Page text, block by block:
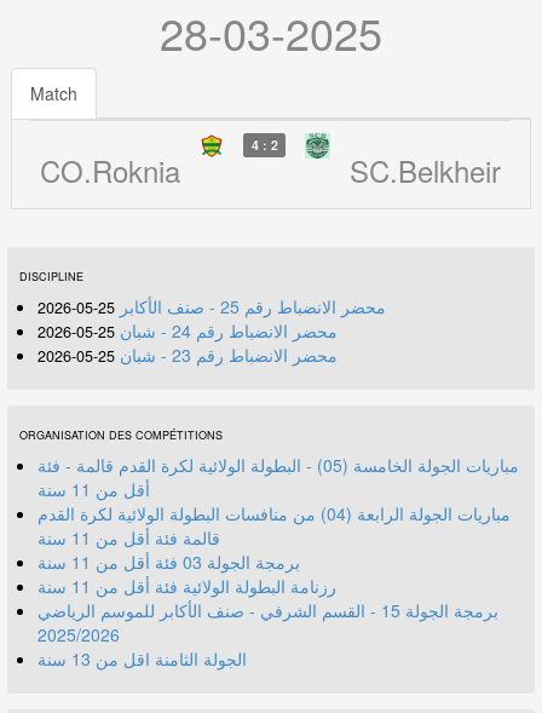
28-03-2025
Match
CO.Roknia
4 : 2
SC.Belkheir
DISCIPLINE
محضر الانضباط رقم 25 - صنف الأكابر 25-05-2026
محضر الانضباط رقم 24 - شبان 25-05-2026
محضر الانضباط رقم 23 - شبان 25-05-2026
ORGANISATION DES COMPÉTITIONS
مباريات الجولة الخامسة (05) - البطولة الولائية لكرة القدم قالمة - فئة
أقل من 11 سنة
مباريات الجولة الرابعة (04) من منافسات البطولة الولائية لكرة القدم
قالمة فئة أقل من 11 سنة
برمجة الجولة 03 فئة أقل من 11 سنة
رزنامة البطولة الولائية فئة أقل من 11 سنة
برمجة الجولة 15 - القسم الشرفي - صنف الأكابر للموسم الرياضي
2025/2026
الجولة الثامنة اقل من 13 سنة